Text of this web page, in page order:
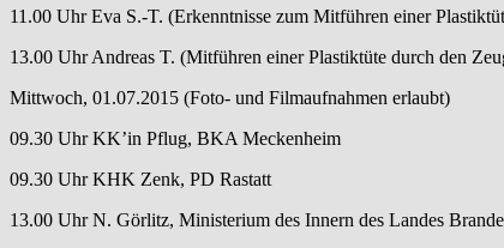
11.00 Uhr Eva S.-T. (Erkenntnisse zum Mitführen einer
13.00 Uhr Andreas T. (Mitführen einer Plastiktüte durch den
Mittwoch, 01.07.2015 (Foto- und Filmaufnahmen erlaubt)
09.30 Uhr KK’in Pflug, BKA Meckenheim
09.30 Uhr KHK Zenk, PD Rastatt
13.00 Uhr N. Görlitz, Ministerium des Innern des Landes